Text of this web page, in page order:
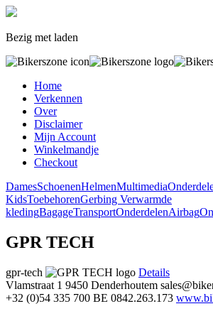
Bezig met laden
Home
Verkennen
Over
Disclaimer
Mijn Account
Winkelmandje
Checkout
DamesSchoenenHelmenMultimedia
KidsToebehorenGerbing Verwarmde
kledingBagageTransportOnderdelenAirbag
GPR TECH
gpr-tech
Details
Vlamstraat 1 9450 Denderhoutem
+32 (0)54 335 700 BE 0842.263.173